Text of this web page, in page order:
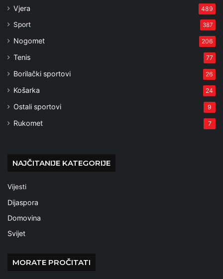
Vjera 489
Sport 387
Nogomet 206
Tenis 77
Borilački sportovi 26
Košarka 24
Ostali sportovi 9
Rukomet 7
NAJČITANIJE KATEGORIJE
Vijesti
Dijaspora
Domovina
Svijet
MORATE PROČITATI